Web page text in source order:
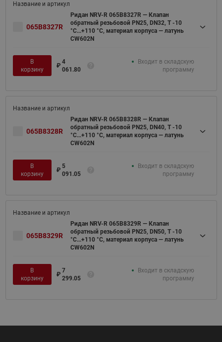
065B8327R
Ридан NRV-R 065B8327R — Клапан
обратный резьбовой PN25, DN32, Т -10
°C...+110 °C, материал корпуса — латунь
CW602N
В
корзину
₽
4
061.80
Входит в складскую
программу
065B8328R
Ридан NRV-R 065B8328R — Клапан
обратный резьбовой PN25, DN40, Т -10
°C...+110 °C, материал корпуса — латунь
CW602N
В
корзину
₽
5
091.05
Входит в складскую
программу
065B8329R
Ридан NRV-R 065B8329R — Клапан
обратный резьбовой PN25, DN50, Т -10
°C...+110 °C, материал корпуса — латунь
CW602N
В
корзину
₽
7
299.05
Входит в складскую
программу